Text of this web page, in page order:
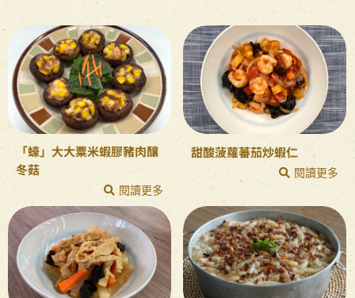
「蠔」大大粟米蝦膠豬肉釀
冬菇
閱讀更多
甜酸菠蘿蕃茄炒蝦仁
閱讀更多